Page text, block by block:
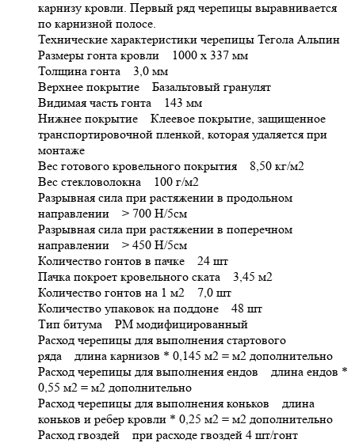
карнизу кровли. Первый ряд черепицы выравнивается
по карнизной полосе.
Технические характеристики черепицы Тегола Альпин
Размеры гонта кровли 1000 х 337 мм
Толщина гонта 3,0 мм
Верхнее покрытие Базальтовый гранулят
Видимая часть гонта 143 мм
Нижнее покрытие Клеевое покрытие, защищенное
транспортировочной пленкой, которая удаляется при
монтаже
Вес готового кровельного покрытия 8,50 кг/м2
Вес стекловолокна 100 г/м2
Разрывная сила при растяжении в продольном
направлении > 700 H/5см
Разрывная сила при растяжении в поперечном
направлении > 450 H/5см
Количество гонтов в пачке 24 шт
Пачка покроет кровельного ската 3,45 м2
Количество гонтов на 1 м2 7,0 шт
Количество упаковок на поддоне 48 шт
Тип битума РМ модифицированный
Расход черепицы для выполнения стартового
ряда длина карнизов * 0,145 м2 = м2 дополнительно
Расход черепицы для выполнения ендов длина ендов *
0,55 м2 = м2 дополнительно
Расход черепицы для выполнения коньков длина
коньков и ребер кровли * 0,25 м2 = м2 дополнительно
Расход гвоздей при расходе гвоздей 4 шт/гонт